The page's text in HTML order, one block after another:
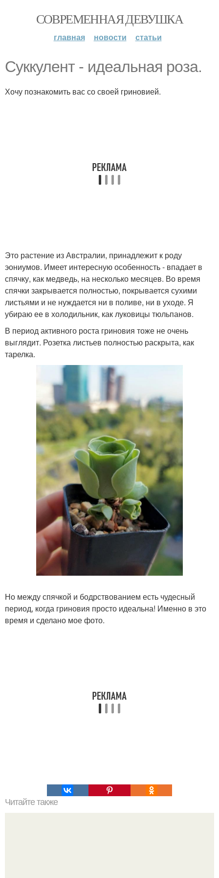
СОВРЕМЕННАЯ ДЕВУШКА
главная новости статьи
Суккулент - идеальная роза.
Хочу познакомить вас со своей гриновией.
Это растение из Австралии, принадлежит к роду
эониумов. Имеет интересную особенность - впадает в
спячку, как медведь, на несколько месяцев. Во время
спячки закрывается полностью, покрывается сухими
листьями и не нуждается ни в поливе, ни в уходе. Я
убираю ее в холодильник, как луковицы тюльпанов.
В период активного роста гриновия тоже не очень
выглядит. Розетка листьев полностью раскрыта, как
тарелка.
Но между спячкой и бодрствованием есть чудесный
период, когда гриновия просто идеальна! Именно в это
время и сделано мое фото.
Читайте также